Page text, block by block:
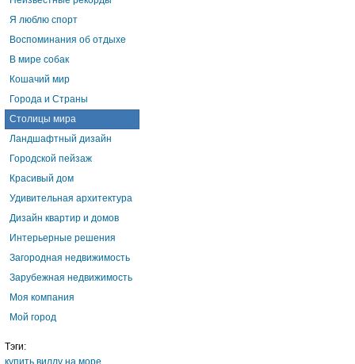
Я люблю спорт
Воспоминания об отдыхе
В мире собак
Кошачий мир
Города и Страны
Столицы мира
Ландшафтный дизайн
Городской пейзаж
Красивый дом
Удивительная архитектура
Дизайн квартир и домов
Интерьерные решения
Загородная недвижимость
Зарубежная недвижимость
Моя компания
Мой город
Тэги:
купить виллу на море